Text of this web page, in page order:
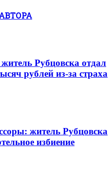
Рубцовска отдал
рублей из-за страха
житель Рубцовска
избиение